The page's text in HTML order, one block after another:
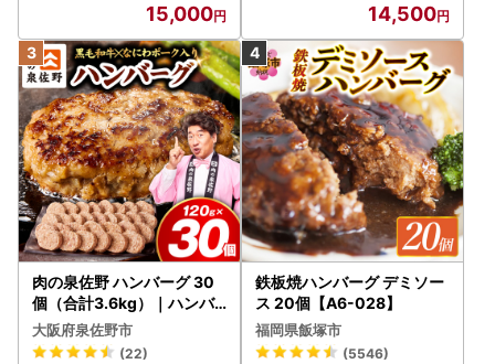
15,000 14,500
肉の泉佐野 ハンバーグ 30
個（合計3.6kg）｜ハンバ
ーグ 訳あり 黒毛和牛×なに
わポーク
大阪府泉佐野市
(22)
鉄板焼ハンバーグ デミソー
ス 20個【A6-028】
福岡県飯塚市
(5546)